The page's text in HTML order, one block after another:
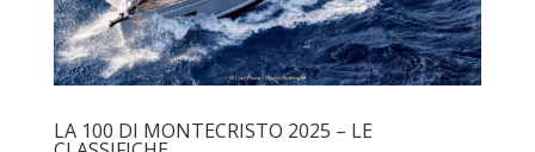
LA 100 DI MONTECRISTO 2025 – LE